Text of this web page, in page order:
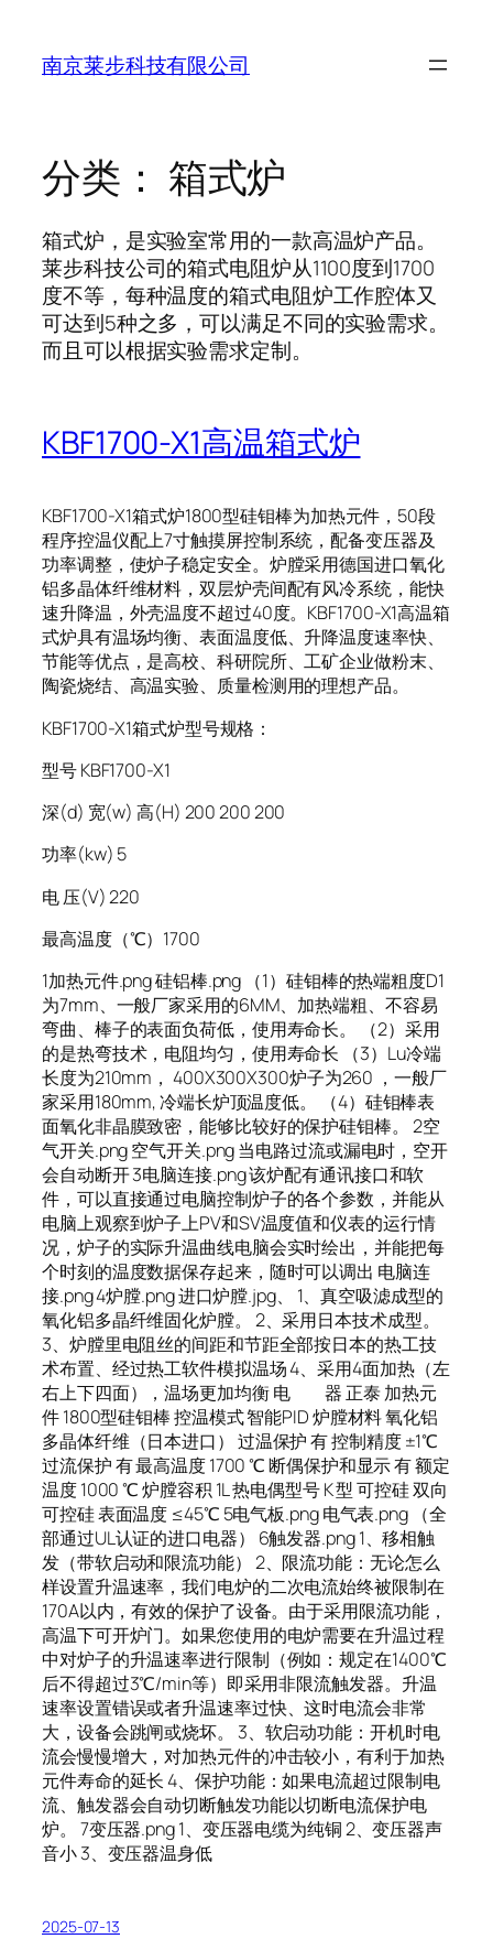
南京莱步科技有限公司
分类： 箱式炉
箱式炉，是实验室常用的一款高温炉产品。
莱步科技公司的箱式电阻炉从1100度到1700
度不等，每种温度的箱式电阻炉工作腔体又
可达到5种之多，可以满足不同的实验需求。
而且可以根据实验需求定制。
KBF1700-X1高温箱式炉
KBF1700-X1箱式炉1800型硅钼棒为加热元件，50段
程序控温仪配上7寸触摸屏控制系统，配备变压器及
功率调整，使炉子稳定安全。炉膛采用德国进口氧化
铝多晶体纤维材料，双层炉壳间配有风冷系统，能快
速升降温，外壳温度不超过40度。KBF1700-X1高温箱
式炉具有温场均衡、表面温度低、升降温度速率快、
节能等优点，是高校、科研院所、工矿企业做粉末、
陶瓷烧结、高温实验、质量检测用的理想产品。
KBF1700-X1箱式炉型号规格：
型号 KBF1700-X1
深(d) 宽(w) 高(H) 200 200 200
功率(kw) 5
电 压(V) 220
最高温度（℃）1700
1加热元件.png 硅铝棒.png （1）硅钼棒的热端粗度D1
为7mm、一般厂家采用的6MM、加热端粗、不容易
弯曲、棒子的表面负荷低，使用寿命长。 （2）采用
的是热弯技术，电阻均匀，使用寿命长 （3）Lu冷端
长度为210mm， 400X300X300炉子为260 ，一般厂
家采用180mm, 冷端长炉顶温度低。 （4）硅钼棒表
面氧化非晶膜致密，能够比较好的保护硅钼棒。 2空
气开关.png 空气开关.png 当电路过流或漏电时，空开
会自动断开 3电脑连接.png 该炉配有通讯接口和软
件，可以直接通过电脑控制炉子的各个参数，并能从
电脑上观察到炉子上PV和SV温度值和仪表的运行情
况，炉子的实际升温曲线电脑会实时绘出，并能把每
个时刻的温度数据保存起来，随时可以调出 电脑连
接.png 4炉膛.png 进口炉膛.jpg、 1、真空吸滤成型的
氧化铝多晶纤维固化炉膛。 2、采用日本技术成型。
3、炉膛里电阻丝的间距和节距全部按日本的热工技
术布置、经过热工软件模拟温场 4、采用4面加热（左
右上下四面），温场更加均衡 电 器 正泰 加热元
件 1800型硅钼棒 控温模式 智能PID 炉膛材料 氧化铝
多晶体纤维（日本进口） 过温保护 有 控制精度 ±1℃
过流保护 有 最高温度 1700 ℃ 断偶保护和显示 有 额定
温度 1000 ℃ 炉膛容积 1L 热电偶型号 K 型 可控硅 双向
可控硅 表面温度 ≤45℃ 5电气板.png 电气表.png （全
部通过UL认证的进口电器） 6触发器.png 1、移相触
发（带软启动和限流功能） 2、限流功能：无论怎么
样设置升温速率，我们电炉的二次电流始终被限制在
170A以内，有效的保护了设备。由于采用限流功能，
高温下可开炉门。如果您使用的电炉需要在升温过程
中对炉子的升温速率进行限制（例如：规定在1400℃
后不得超过3℃/min等）即采用非限流触发器。升温
速率设置错误或者升温速率过快、这时电流会非常
大，设备会跳闸或烧坏。 3、软启动功能：开机时电
流会慢慢增大，对加热元件的冲击较小，有利于加热
元件寿命的延长 4、保护功能：如果电流超过限制电
流、触发器会自动切断触发功能以切断电流保护电
炉。 7变压器.png 1、变压器电缆为纯铜 2、变压器声
音小 3、变压器温身低
2025-07-13